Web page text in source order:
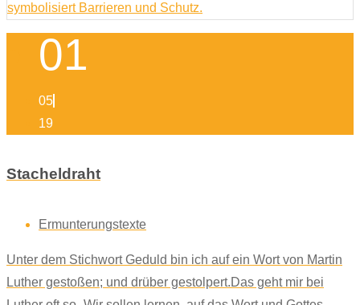
01
05
19
Stacheldraht
Ermunterungstexte
Unter dem Stichwort Geduld bin ich auf ein Wort von Martin
Luther gestoßen; und drüber gestolpert.Das geht mir bei